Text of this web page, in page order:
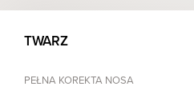
TWARZ
PEŁNA KOREKTA NOSA